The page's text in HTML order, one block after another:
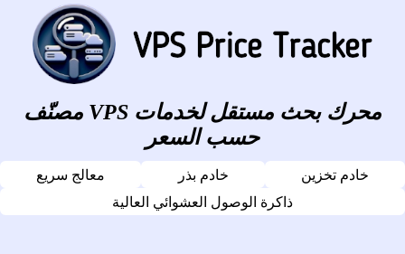
محرك بحث مستقل لخدمات VPS مصنّف
حسب السعر
خادم تخزين خادم بذر
معالج سريع
ذاكرة الوصول العشوائي العالية